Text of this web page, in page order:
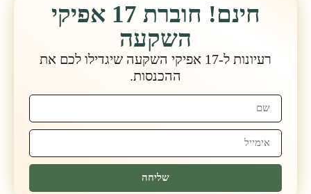
חינם! חוברת 17 אפיקי
השקעה
רעיונות ל-17 אפיקי השקעה שיגדילו לכם את
ההכנסות.
שליחה